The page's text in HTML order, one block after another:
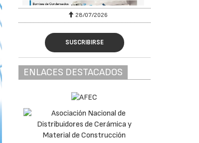
28/07/2026
SUSCRIBIRSE
ENLACES DESTACADOS